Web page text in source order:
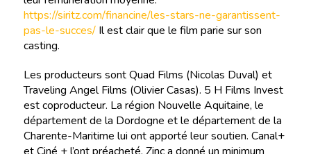
https://siritz.com/financine/les-stars-ne-garantissent-
pas-le-succes/Il est clair que le film parie sur son
casting.
Les producteurs sont Quad Films (Nicolas Duval) et
Traveling Angel Films (Olivier Casas). 5 H Films Invest
est coproducteur. La région Nouvelle Aquitaine, le
département de la Dordogne et le département de la
Charente-Maritime lui ont apporté leur soutien. Canal+